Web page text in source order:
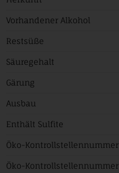
Vorhandener Alkohol
Restsüße
Säuregehalt
Gärung
Ausbau
Enthält Sulfite
Öko-Kontrollstellennummer
Öko-Kontrollstellennummer